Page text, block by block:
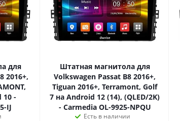
для
2016+,
10 -
IJ
Штатная магнитола для
Volkswagen Passat B8 2016+,
Tiguan 2016+, Terramont, Golf
7 на Android 12 (14), (QLED/2K)
- Carmedia OL-9925-NPQU
Есть в наличии